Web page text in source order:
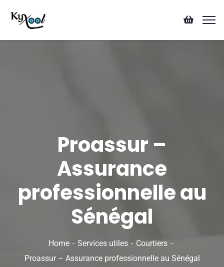
Proassur –
Assurance
professionnelle au
Sénégal
Home Services utiles
Courtiers
Proassur – Assurance professionnelle au Sénégal